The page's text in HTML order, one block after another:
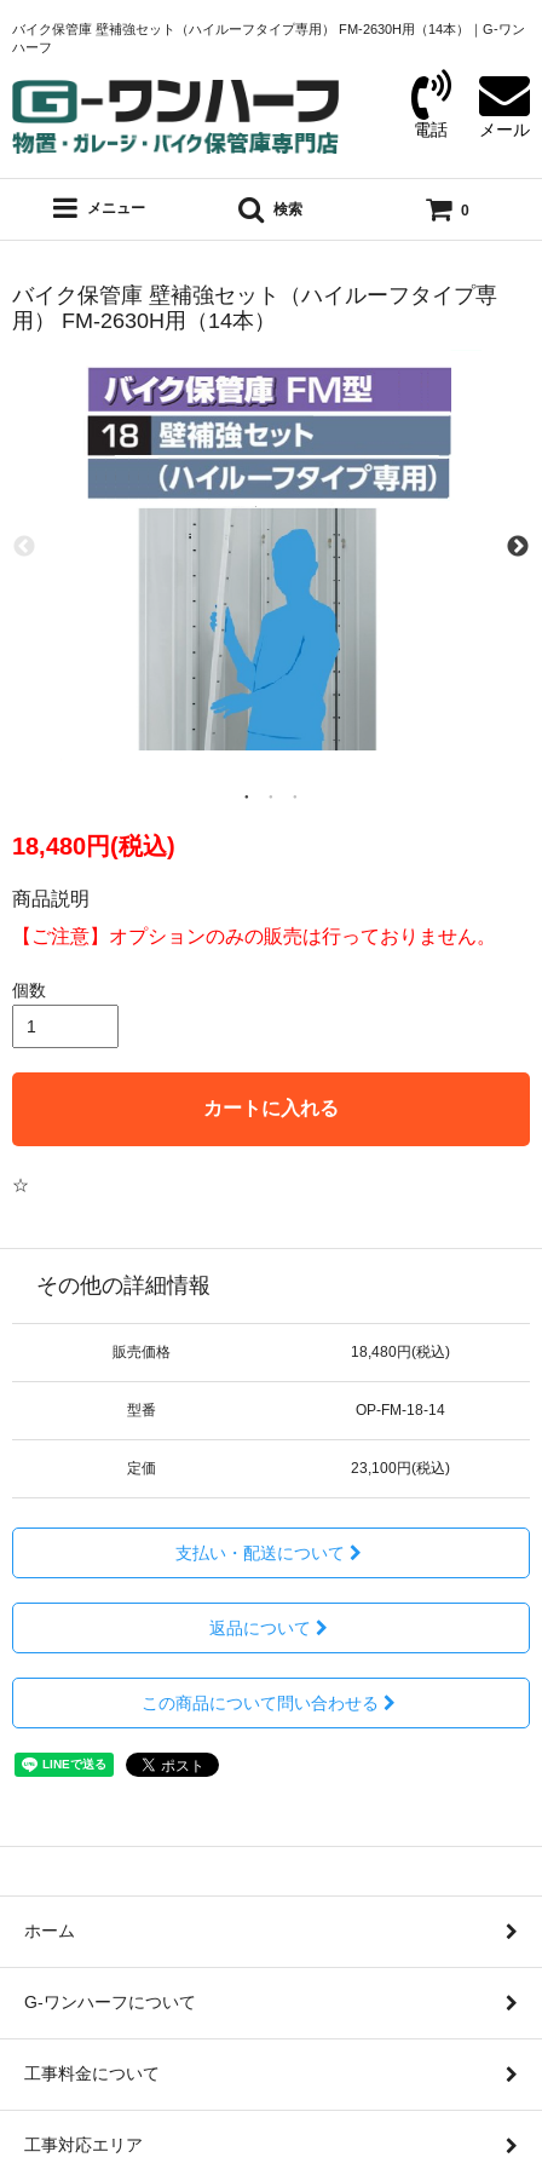
バイク保管庫 壁補強セット（ハイルーフタイプ専用） FM-2630H用（14本）｜G-ワン
ハーフ
電話 メール
メニュー 検索 0
バイク保管庫 壁補強セット（ハイルーフタイプ専
用） FM-2630H用（14本）
18,480円(税込)
商品説明
【ご注意】オプションのみの販売は行っておりません。
個数
カートに入れる
☆
その他の詳細情報
販売価格 18,480円(税込)
型番 OP-FM-18-14
定価 23,100円(税込)
支払い・配送について
返品について
この商品について問い合わせる
ホーム
G-ワンハーフについて
工事料金について
工事対応エリア